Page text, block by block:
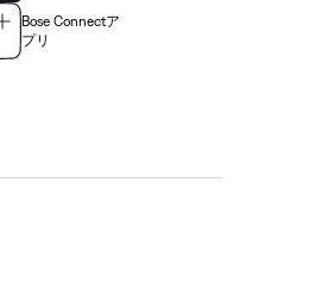
Bose Connectア
プリ